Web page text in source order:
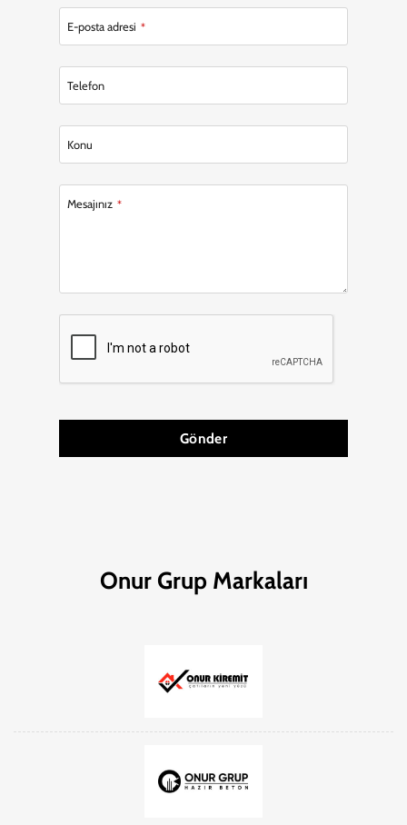
E-posta adresi *
Telefon
Konu
Email *
Mesajınız *
Gönder
Onur Grup Markaları